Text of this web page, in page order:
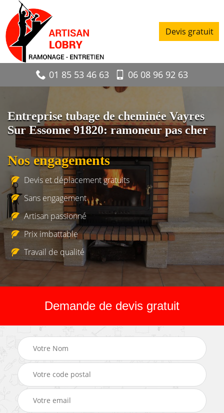
Devis gratuit
01 85 53 46 63 06 08 96 92 63
Entreprise tubage de cheminée Vayres
Sur Essonne 91820: ramoneur pas cher
Nos engagements
Devis et déplacement gratuits
Sans engagement
Artisan passionné
Prix imbattable
Travail de qualité
Demande de devis gratuit